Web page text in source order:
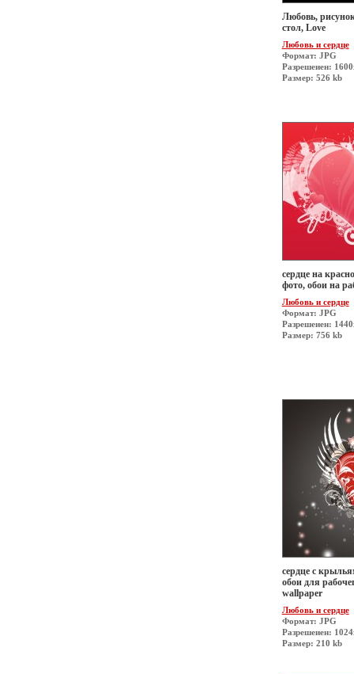
Любовь,
стол, Love
Любовь и сердце
Формат: JPG
Разрешеиен:
Размер: 526 kb
сердце на
фото, обои на
Любовь и сердце
Формат: JPG
Разрешеиен:
Размер: 756 kb
сердце с
обои для
wallpaper
Любовь и сердце
Формат: JPG
Разрешеиен:
Размер: 210 kb